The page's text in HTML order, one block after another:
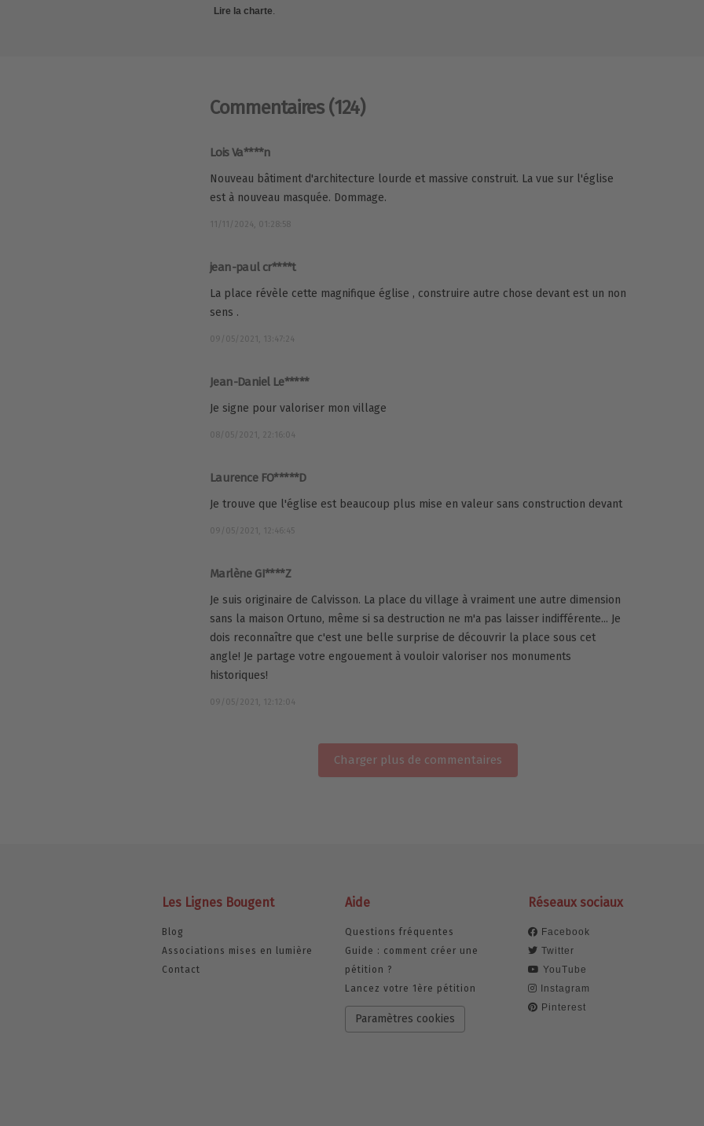
Lire la charte
Commentaires (124)
Lois Va****n
Nouveau bâtiment d'architecture lourde et massive construit. La vue sur l'église
est à nouveau masquée. Dommage.
11/11/2024, 01:28:58
jean-paul cr****t
La place révèle cette magnifique église , construire autre chose devant est un non
sens .
09/05/2021, 13:47:24
Jean-Daniel Le*****
Je signe pour valoriser mon village
08/05/2021, 22:16:04
Laurence FO*****D
Je trouve que l'église est beaucoup plus mise en valeur sans construction devant
09/05/2021, 12:46:45
Marlène GI****Z
Je suis originaire de Calvisson. La place du village à vraiment une autre dimension
sans la maison Ortuno, même si sa destruction ne m'a pas laisser indifférente... Je
dois reconnaître que c'est une belle surprise de découvrir la place sous cet
angle! Je partage votre engouement à vouloir valoriser nos monuments
historiques!
09/05/2021, 12:12:04
Charger plus de commentaires
Les Lignes Bougent
Blog
Associations mises en lumière
Contact
Aide
Questions fréquentes
Guide : comment créer une
pétition ?
Lancez votre 1ère pétition
Paramètres cookies
Réseaux sociaux
Facebook
Twitter
YouTube
Instagram
Pinterest